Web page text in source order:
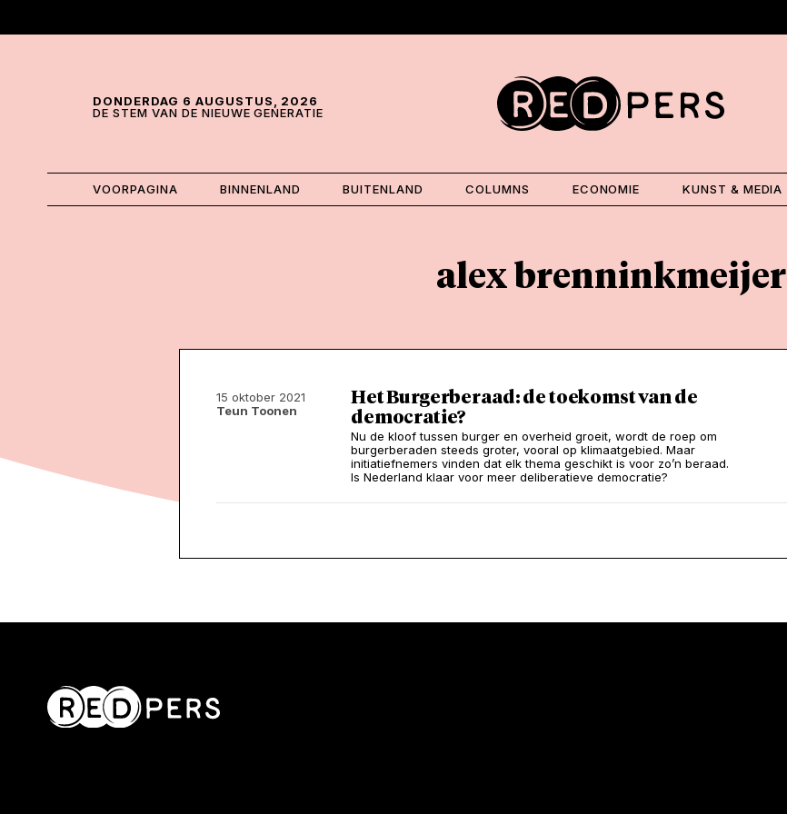
DONDERDAG 6 AUGUSTUS, 2026
DE STEM VAN DE NIEUWE GENERATIE
VOORPAGINA BINNENLAND BUITENLAND COLUMNS ECONOMIE KUNST & MEDIA
alex brenninkmeijer
15 oktober 2021
Teun Toonen
Het Burgerberaad: de toekomst van de
democratie?
Nu de kloof tussen burger en overheid groeit, wordt de roep om
burgerberaden steeds groter, vooral op klimaatgebied. Maar
initiatiefnemers vinden dat elk thema geschikt is voor zo’n beraad.
Is Nederland klaar voor meer deliberatieve democratie?